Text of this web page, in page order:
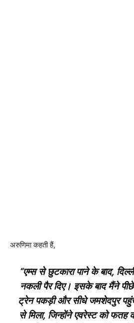
अरुणिमा कहती हैं,
“एम्स से छुटकारा पाने के बाद,
नकली पैर दिए। इसके बाद मैंने
ट्रेन पकड़ी और सीधे जमशेदपुर
से मिला, जिन्होंने एवरेस्ट को